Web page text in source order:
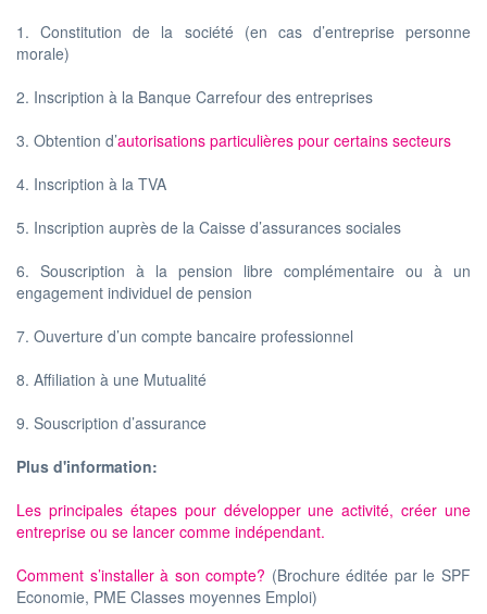
1. Constitution de la société (en cas d’entreprise personne
morale)
2. Inscription à la Banque Carrefour des entreprises
3. Obtention d’autorisations particulières pour certains secteurs
4. Inscription à la TVA
5. Inscription auprès de la Caisse d’assurances sociales
6. Souscription à la pension libre complémentaire ou à un
engagement individuel de pension
7. Ouverture d’un compte bancaire professionnel
8. Affiliation à une Mutualité
9. Souscription d’assurance
Plus d'information:
Les principales étapes pour développer une activité, créer une
entreprise ou se lancer comme indépendant.
Comment s’installer à son compte? (Brochure éditée par le SPF
Economie, PME Classes moyennes Emploi)